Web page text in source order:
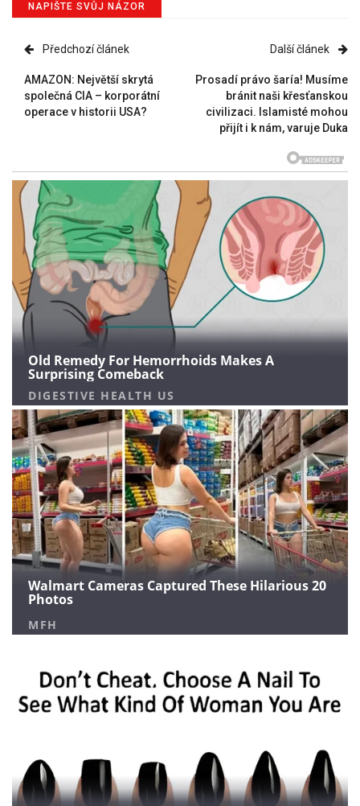
NAPIŠTE SVŮJ NÁZOR
Předchozí článek
AMAZON: Největší skrytá
společná CIA – korporátní
operace v historii USA?
Další článek
Prosadí právo šaría! Musíme
bránit naši křesťanskou
civilizaci. Islamisté mohou
přijít i k nám, varuje Duka